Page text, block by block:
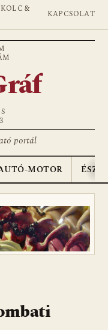
&
KAPCSOLAT
portál
MOTOR